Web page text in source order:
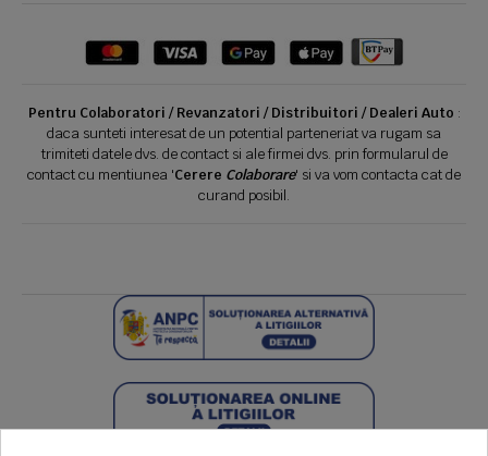
Pentru Colaboratori / Revanzatori / Distribuitori / Dealeri Auto :
daca sunteti interesat de un potential parteneriat va rugam sa
trimiteti datele dvs. de contact si ale firmei dvs. prin formularul de
contact cu mentiunea 'Cerere Colaborare' si va vom contacta cat de
curand posibil.